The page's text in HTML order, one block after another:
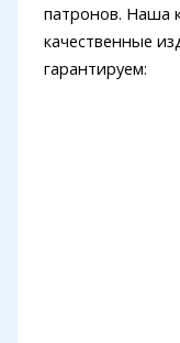
патронов. Наша
качественные
гарантируем: